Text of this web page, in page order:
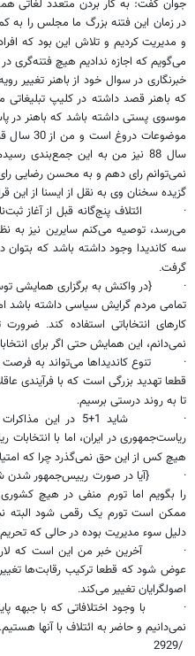
جوان گفت: به کار بردن متعدد لغاتی
در زمان این فتنه بزرگ ما مجلس را به
و مدیریت کردیم و تلاش این بود که
می‌گویم که اجازه ندادیم هیچ فتنه‌گری
که باهنر قصد داشته در کلیپ
موسوی پستی داشته باشد که باهنر در
موضوعات
سال 88 نیز من به این جمع‌بندی
نمی‌توانم رای دهم و به محسن رضایی
گزیده سخنان وی به نقل از ایسنا از این
·
ائتلاف پنج‌گانه قبل از آغاز
می‌رسد، توصیه می‌کنم سایرین نیز به
سه کاندیدا وجود داشته باشد که بتوان
گرفت
·
{در واکنش به برگزاری همایشی
تمامی مردم گرایش سیاسی داشته باشد
کارهای انتخاباتی استفاده کند.
نمی‌دانم، این همایش حتی اگر برای
·
تنوع کاندیداها می‌تواند به
قطعا تهدید بزرگی است که با فرآیندی
تا به روند درستی برسیم
·
شاید 1+5 در این
ریاست‌جمهوری در ایران، اما با
هیچ کس از این حق نمی‌گذرد چرا که
·
{آیا در صورت رییس‌جمهور
را بگویم اما تورم منفی در هیچ
ممکن است تورم یک رقمی شود البته
دلیل سوء مدیریت بوده در حالی که تحریم‌ها 30 تا 35 درصد بیشتر موثر
·
آخرین خبر من این است که
عوض شود که قطعا ترکیب رقابت‌ها
اصولگرایان تغییر می‌کند
·
با وجود اختلافاتی که با جبهه
نمی‌دانیم و حاضر به ائتلاف با آنها هستیم
/2929